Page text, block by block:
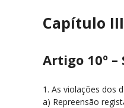
Capítulo
Artigo 10º –
1. As violações dos
a) Repreensão